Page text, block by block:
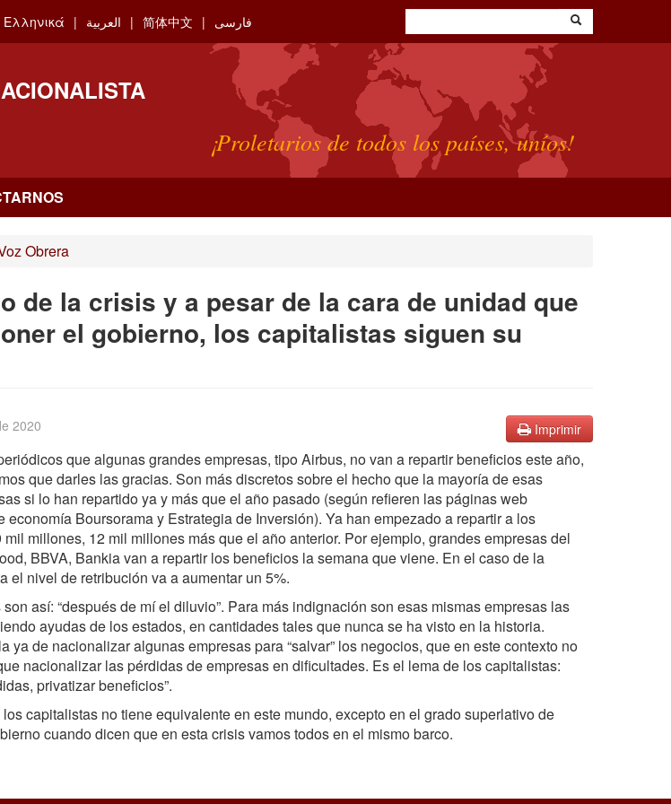
Ελληνικά العربية 简体中文 فارسی
¡Proletarios de todos los países, uníos!
Obrera
de la crisis y a pesar de la cara de unidad que
el gobierno, los capitalistas siguen su
Imprimir
2020
que algunas grandes empresas, tipo Airbus, no van a repartir beneficios este año,
que darles las gracias. Son más discretos sobre el hecho que la mayoría de esas
si lo han repartido ya y más que el año pasado (según refieren las páginas web
economía Boursorama y Estrategia de Inversión). Ya han empezado a repartir a los
millones, 12 mil millones más que el año anterior. Por ejemplo, grandes empresas del
BBVA, Bankia van a repartir los beneficios la semana que viene. En el caso de la
el nivel de retribución va a aumentar un 5%.
así: “después de mí el diluvio”. Para más indignación son esas mismas empresas las
ayudas de los estados, en cantidades tales que nunca se ha visto en la historia.
ya de nacionalizar algunas empresas para “salvar” los negocios, que en este contexto no
nacionalizar las pérdidas de empresas en dificultades. Es el lema de los capitalistas:
privatizar beneficios”.
capitalistas no tiene equivalente en este mundo, excepto en el grado superlativo de
cuando dicen que en esta crisis vamos todos en el mismo barco.